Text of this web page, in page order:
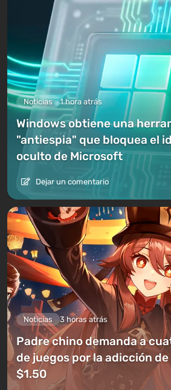
Noticias 1 hora atrás
Windows obtiene una
"antiespia" que bloquea el
oculto de Microsoft
Dejar un comentario
Noticias 3 horas atrás
Padre chino demanda a
de juegos por la adicción
$1.50